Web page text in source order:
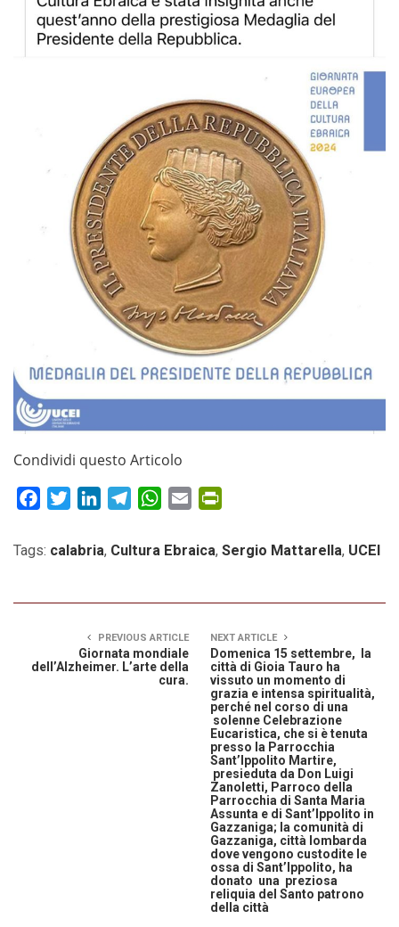
Condividi questo Articolo
FacebookTwitterLinkedInTelegramWhatsApp
Email
Tags: calabria, Cultura Ebraica, Sergio Mattarella, UCEI
PREVIOUS ARTICLE
Giornata mondiale
dell’Alzheimer. L’arte della
cura.
NEXT ARTICLE
Domenica 15 settembre, la
città di Gioia Tauro ha
vissuto un momento di
grazia e intensa spiritualità,
perché nel corso di una
solenne Celebrazione
Eucaristica, che si è tenuta
presso la Parrocchia
Sant’Ippolito Martire,
presieduta da Don Luigi
Zanoletti, Parroco della
Parrocchia di Santa Maria
Assunta e di Sant’Ippolito in
Gazzaniga; la comunità di
Gazzaniga, città lombarda
dove vengono custodite le
ossa di Sant’Ippolito, ha
donato una preziosa
reliquia del Santo patrono
della città